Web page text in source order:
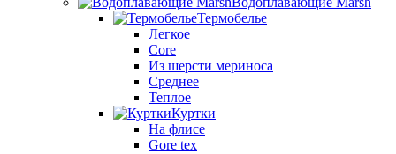
Термобелье
Легкое
Core
Из шерсти мериноса
Среднее
Теплое
Куртки
На флисе
Gore tex